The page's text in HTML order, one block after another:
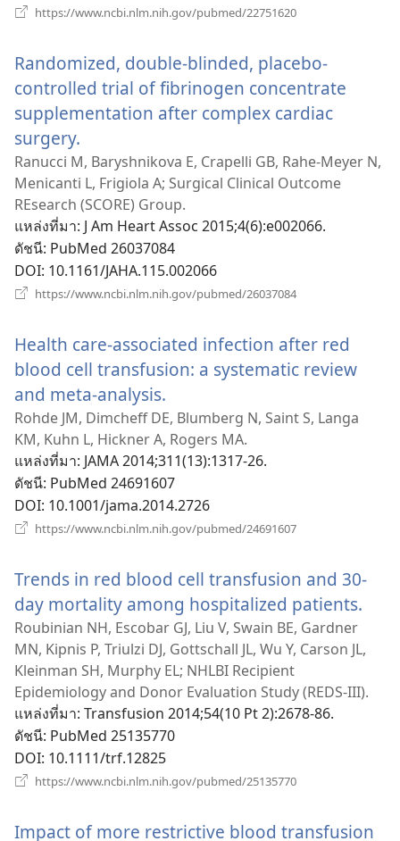
https://www.ncbi.nlm.nih.gov/pubmed/22751620
Randomized, double-blinded, placebo-
controlled trial of fibrinogen concentrate
supplementation after complex cardiac
surgery.
หน้าต่าง
ใหม่)
Ranucci M, Baryshnikova E, Crapelli GB, Rahe-Meyer N,
Menicanti L, Frigiola A; Surgical Clinical Outcome
REsearch (SCORE) Group.
แหล่งที่มา‎: J Am Heart Assoc 2015;4(6):e002066.
ดัชนี‎: PubMed 26037084
DOI‎: 10.1161/JAHA.115.002066
https://www.ncbi.nlm.nih.gov/pubmed/26037084
Health care-associated infection after red
blood cell transfusion: a systematic review
and meta-analysis.
หน้าต่าง
ใหม่)
Rohde JM, Dimcheff DE, Blumberg N, Saint S, Langa
KM, Kuhn L, Hickner A, Rogers MA.
แหล่งที่มา‎: JAMA 2014;311(13):1317-26.
ดัชนี‎: PubMed 24691607
DOI‎: 10.1001/jama.2014.2726
https://www.ncbi.nlm.nih.gov/pubmed/24691607
Trends in red blood cell transfusion and 30-
day mortality among hospitalized patients.
ใหม่)
Roubinian NH, Escobar GJ, Liu V, Swain BE, Gardner
MN, Kipnis P, Triulzi DJ, Gottschall JL, Wu Y, Carson JL,
Kleinman SH, Murphy EL; NHLBI Recipient
Epidemiology and Donor Evaluation Study (REDS-III).
แหล่งที่มา‎: Transfusion 2014;54(10 Pt 2):2678-86.
ดัชนี‎: PubMed 25135770
DOI‎: 10.1111/trf.12825
https://www.ncbi.nlm.nih.gov/pubmed/25135770
Impact of more restrictive blood transfusion